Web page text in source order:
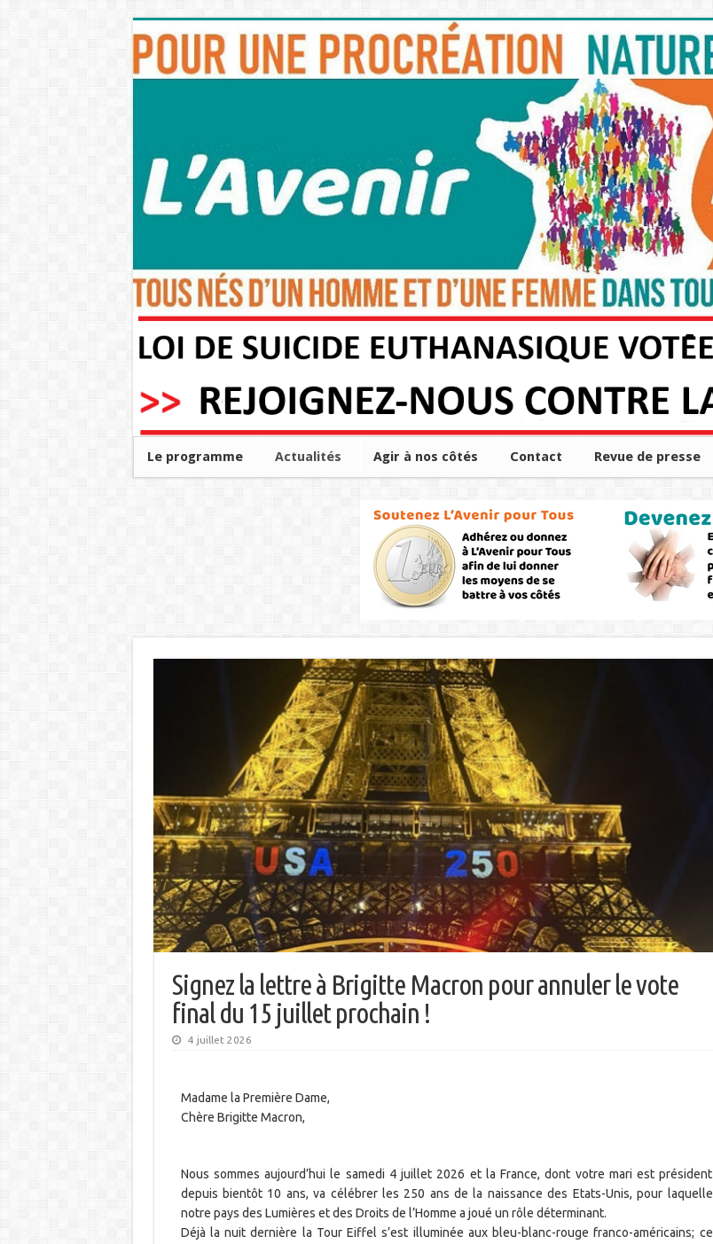
Le programme Actualités Agir à nos côtés Contact Revue de presse
Signez la lettre à Brigitte Macron pour annuler le vote
final du 15 juillet prochain !
4 juillet 2026
Madame la Première Dame,
Chère Brigitte Macron,
Nous sommes aujourd’hui le samedi 4 juillet 2026 et la France, dont votre mari est président
depuis bientôt 10 ans, va célébrer les 250 ans de la naissance des Etats-Unis, pour laquelle
notre pays des Lumières et des Droits de l’Homme a joué un rôle déterminant.
Déjà la nuit dernière la Tour Eiffel s’est illuminée aux bleu-blanc-rouge franco-américains; ce